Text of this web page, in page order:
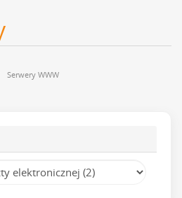
Serwery WWW